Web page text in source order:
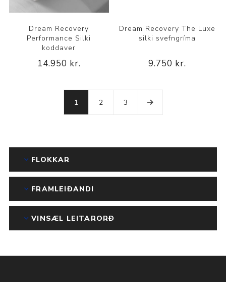
Dream Recovery
Performance Silki
koddaver
14.950 kr.
Dream Recovery The Luxe
silki svefngríma
9.750 kr.
1 2 3
FLOKKAR
FRAMLEIÐANDI
VINSÆL LEITARORÐ